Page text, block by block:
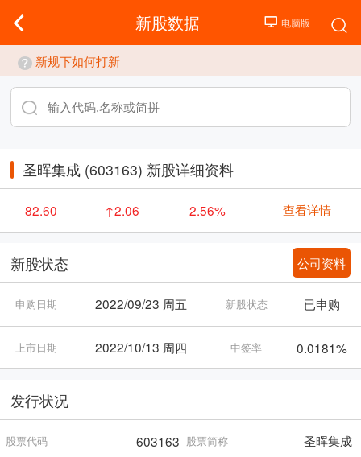
新股数据
新规下如何打新
圣晖集成 (603163) 新股详细资料
82.60 ↑2.06 2.56% 查看详情
新股状态 公司资料
申购日期 2022/09/23 周五 新股状态 已申购
上市日期 2022/10/13 周四 中签率 0.0181%
发行状况
股票代码 603163 股票简称 圣晖集成